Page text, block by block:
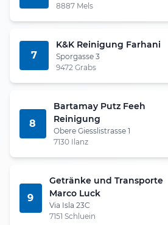
8887 Mels
7
K&K Reinigung Farhani
Sporgasse 3
9472 Grabs
8
Bartamay Putz Feeh
Reinigung
Obere Giesslistrasse 1
7130 Ilanz
9
Getränke und Transporte
Marco Luck
Via Isla 23C
7151 Schluein